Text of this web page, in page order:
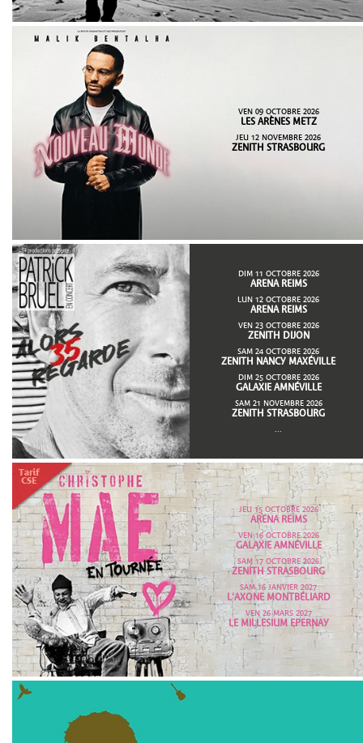
VEN 09 OCTOBRE 2026
LES ARÈNES METZ
JEU 12 NOVEMBRE 2026
ZENITH STRASBOURG
DIM 11 OCTOBRE 2026
ARENA REIMS
LUN 12 OCTOBRE 2026
ARENA REIMS
VEN 23 OCTOBRE 2026
ZENITH DIJON
SAM 24 OCTOBRE 2026
ZENITH NANCY MAXÉVILLE
DIM 25 OCTOBRE 2026
GALAXIE AMNÉVILLE
SAM 21 NOVEMBRE 2026
ZENITH STRASBOURG
JEU 15 OCTOBRE 2026
ARENA REIMS
VEN 16 OCTOBRE 2026
GALAXIE AMNÉVILLE
SAM 17 OCTOBRE 2026
ZENITH STRASBOURG
SAM 16 JANVIER 2027
L'AXONE MONTBÉLIARD
VEN 26 MARS 2027
LE MILLESIUM EPERNAY